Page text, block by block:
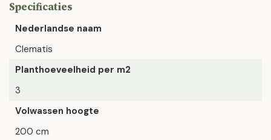
Specificaties
Nederlandse naam
Clematis
Planthoeveelheid per m2
3
Volwassen hoogte
200 cm